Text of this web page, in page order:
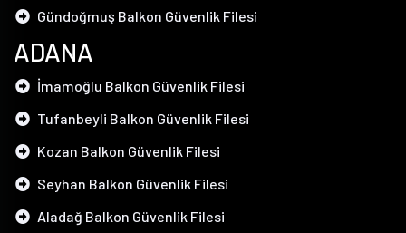
Gündoğmuş Balkon Güvenlik Filesi
ADANA
İmamoğlu Balkon Güvenlik Filesi
Tufanbeyli Balkon Güvenlik Filesi
Kozan Balkon Güvenlik Filesi
Seyhan Balkon Güvenlik Filesi
Aladağ Balkon Güvenlik Filesi